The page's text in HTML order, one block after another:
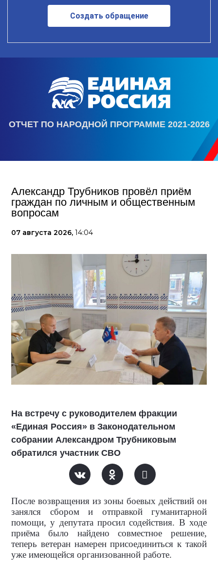
Создать обращение
ОТЧЕТ ПО НАРОДНОЙ ПРОГРАММЕ 2021-2026
Александр Трубников провёл приём
граждан по личным и общественным
вопросам
07 августа 2026, 14:04
На встречу с руководителем фракции
«Единая Россия» в Законодательном
собрании Александром Трубниковым
обратился участник СВО
После возвращения из зоны боевых действий он
занялся сбором и отправкой гуманитарной
помощи, у депутата просил содействия. В ходе
приёма было найдено совместное решение,
теперь ветеран намерен присоединиться к такой
уже имеющейся организованной работе.